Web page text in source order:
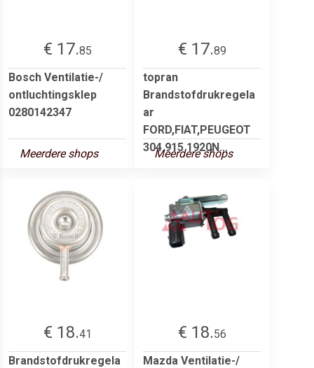
€ 17.85
Bosch Ventilatie-/
ontluchtingsklep
0280142347
Meerdere shops
€ 17.89
topran
Brandstofdrukregela
ar
FORD,FIAT,PEUGEOT
304 915 1920N...
Meerdere shops
€ 18.41
Brandstofdrukregela
€ 18.56
Mazda Ventilatie-/